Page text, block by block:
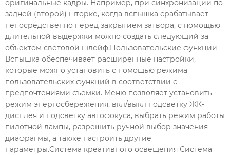
оригинальные кадры. Например, при синхронизации по
задней (второй) шторке, когда вспышка срабатывает
непосредственно перед закрытием затвора, с помощью
длительной выдержки можно создать следующий за
объектом световой шлейф.Пользовательские функции
Вспышка обеспечивает расширенные настройки,
которые можно установить с помощью режима
пользовательских функций в соответствии с
предпочтениями съемки. Меню позволяет установить
режим энергосбережения, вкл/выкл подсветку ЖК-
дисплея и подсветку автофокуса, выбрать режим работы
пилотной лампы, разрешить ручной выбор значения
диафрагмы, а также настроить другие
параметры.Система креативного освещения Система